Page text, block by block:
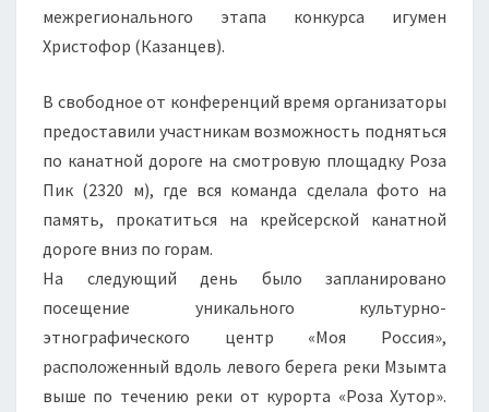
межрегионального этапа конкурса игумен
Христофор (Казанцев).
В свободное от конференций время организаторы
предоставили участникам возможность подняться
по канатной дороге на смотровую площадку Роза
Пик (2320 м), где вся команда сделала фото на
память, прокатиться на крейсерской канатной
дороге вниз по горам.
На следующий день было запланировано
посещение уникального культурно-
этнографического центр «Моя Россия»,
расположенный вдоль левого берега реки Мзымта
выше по течению реки от курорта «Роза Хутор».